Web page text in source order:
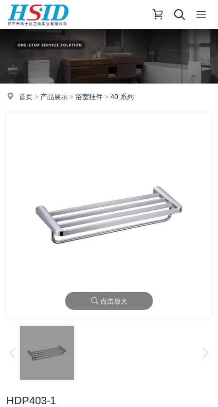
首页 > 产品展示 >浴室挂件 >40 系列
点击放大
HDP403-1